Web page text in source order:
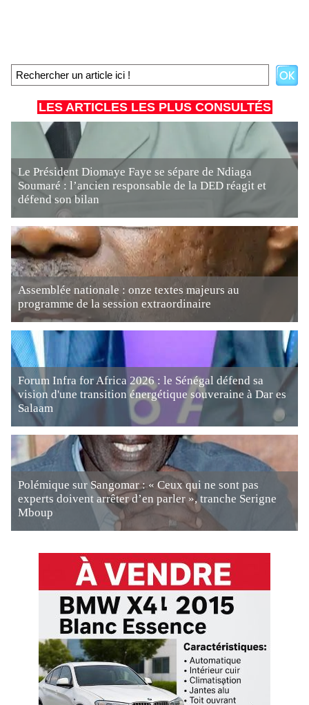
LES ARTICLES LES PLUS CONSULTÉS
Le Président Diomaye Faye se sépare de Ndiaga
Soumaré : l’ancien responsable de la DED réagit et
défend son bilan
Assemblée nationale : onze textes majeurs au
programme de la session extraordinaire
Forum Infra for Africa 2026 : le Sénégal défend sa
vision d'une transition énergétique souveraine à Dar es
Salaam
Polémique sur Sangomar : « Ceux qui ne sont pas
experts doivent arrêter d’en parler », tranche Serigne
Mboup